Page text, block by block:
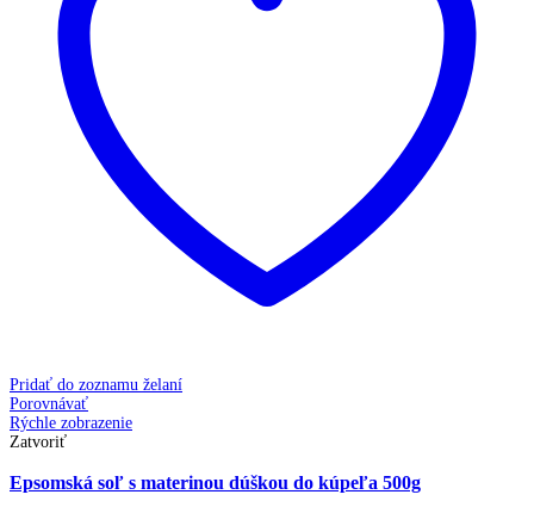
Pridať do zoznamu želaní
Porovnávať
Rýchle zobrazenie
Zatvoriť
Epsomská soľ s materinou dúškou do kúpeľa 500g